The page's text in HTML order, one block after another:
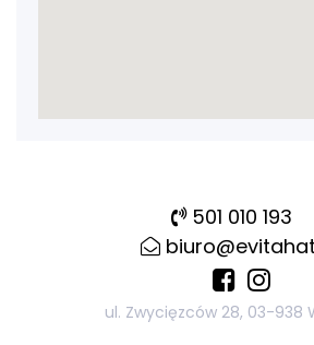
501 010 193
ul. Zwycięzców 28, 03-938